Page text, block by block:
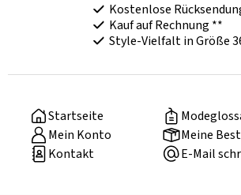
Kostenlose
Kauf auf Rechnung **
Style-Vielfalt in Größe
Startseite
Mein Konto
Meine
Kontakt
E-Mail